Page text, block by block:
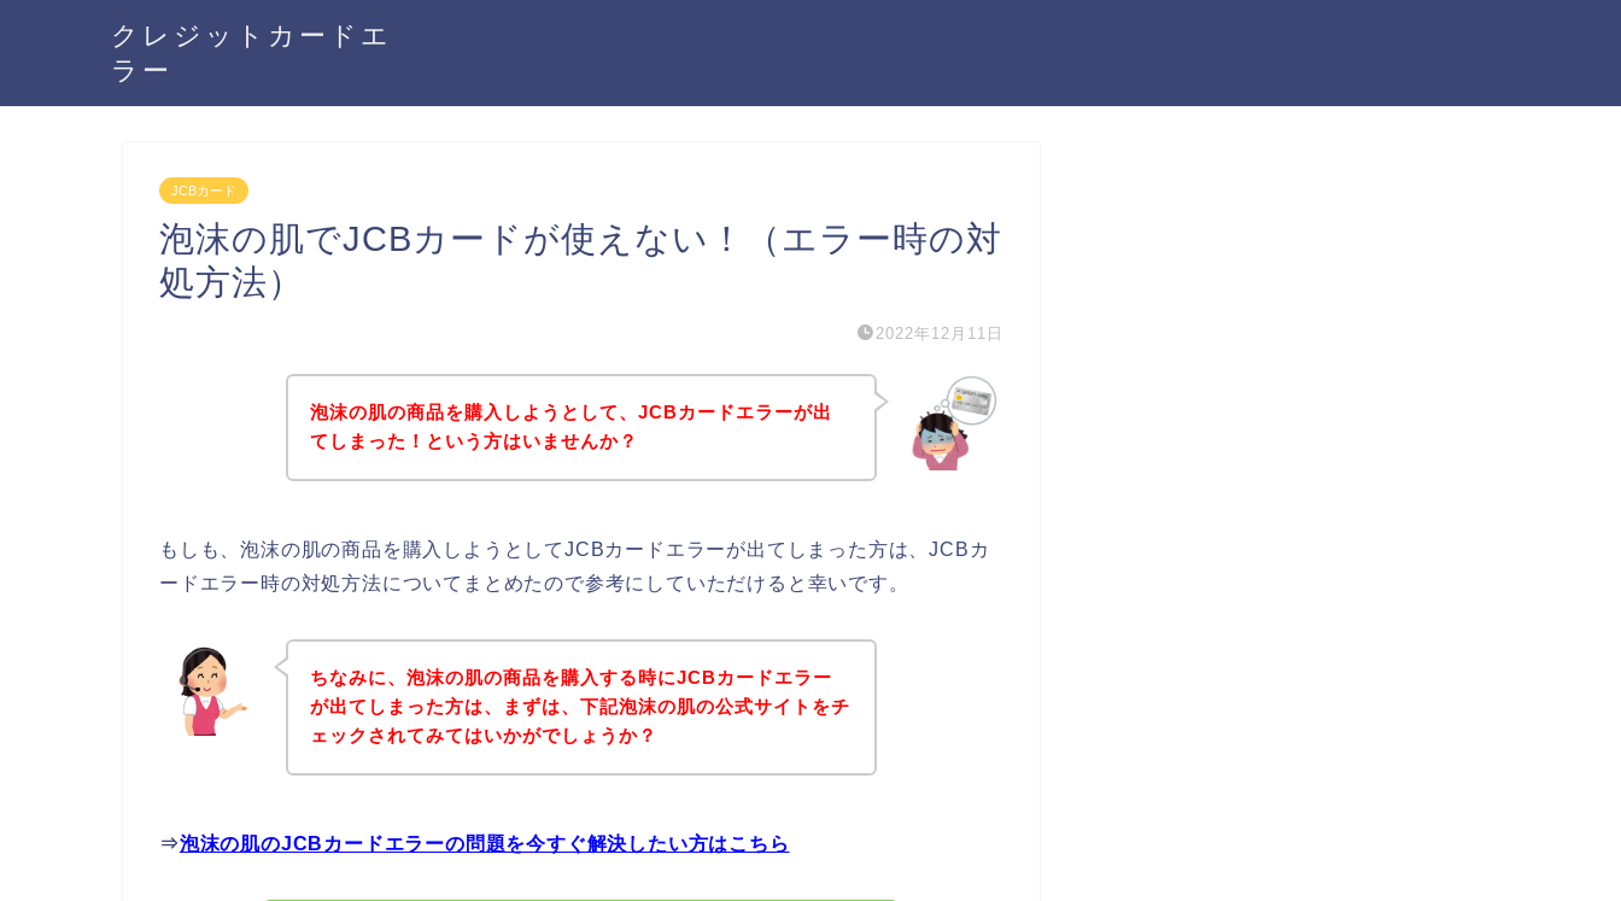
クレジットカードエ
ラー
JCBカード
泡沫の肌でJCBカードが使えない！（エラー時の対
処方法）
2022年12月11日
泡沫の肌の商品を購入しようとして、JCBカードエラーが出
てしまった！という方はいませんか？
もしも、泡沫の肌の商品を購入しようとしてJCBカードエラーが出てしまった方は、JCBカ
ードエラー時の対処方法についてまとめたので参考にしていただけると幸いです。
ちなみに、泡沫の肌の商品を購入する時にJCBカードエラー
が出てしまった方は、まずは、下記泡沫の肌の公式サイトをチ
ェックされてみてはいかがでしょうか？
⇒泡沫の肌のJCBカードエラーの問題を今すぐ解決したい方はこちら